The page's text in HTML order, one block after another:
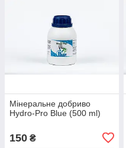
Мінеральне добриво
Hydro-Pro Blue (500 ml)
150 ₴